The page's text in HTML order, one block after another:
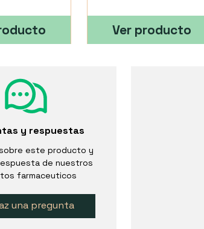
Ver producto
y respuestas
este producto y
de nuestros
farmaceuticos
una pregunta